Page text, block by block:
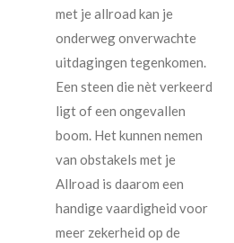
met je allroad kan je
onderweg onverwachte
uitdagingen tegenkomen.
Een steen die nèt verkeerd
ligt of een ongevallen
boom. Het kunnen nemen
van obstakels met je
Allroad is daarom een
handige vaardigheid voor
meer zekerheid op de